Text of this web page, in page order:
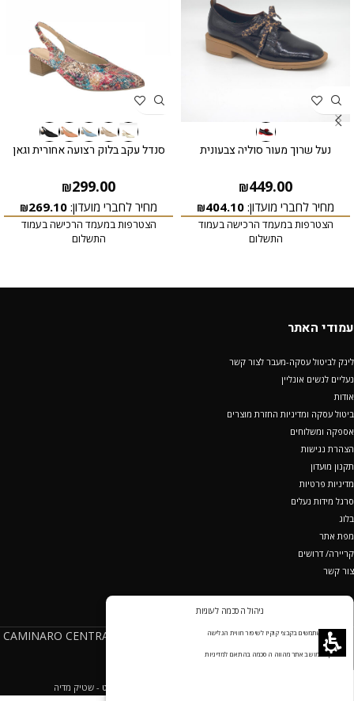
ניהול הסכמה לעוגיות
אנחנו משתמשים בקבצי קוקיז לשיפור חווית הגלישה
המשך שימוש באתר מהווה הסכמה בהתאם למדיניות
נעל שרוך מעור סוליה צבעונית
₪449.00
מחיר לחברי מועדון: ₪404.10
הצטרפות במעמד הרכישה בעמוד
התשלום
סנדל עקב בלוק רצועה אחורית וגאן
₪299.00
מחיר לחברי מועדון: ₪269.10
הצטרפות במעמד הרכישה בעמוד
התשלום
עמודי האתר
לינק לביטול עסקה-מעבר לצור קשר
נעליים לנשים אונליין
אודות
ביטול עסקה ומדיניות החזרת מוצרים
אספקה ומשלוחים
הצהרת נגישות
תקנון מועדון
מדיניות פרטיות
סרגל מידות נעלים
בלוג
מפת אתר
קריירה/ דרושים
צור קשר
מופעל ע"י קמינרו סנטרל שוז בע"מ ח.פ 512019472(CAMINARO CENTRAL
SHOE LTD - <a
שיווק באינטרנט - שטיק מדיה